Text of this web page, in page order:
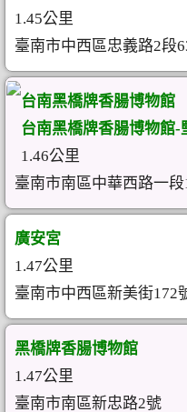
1.45公里
臺南市中西區忠義路2段
台南黑橋牌香腸博物館
台南黑橋牌香腸博物館
1.46公里
臺南市南區中華西路一
廣安宮
1.47公里
臺南市中西區新美街172
黑橋牌香腸博物館
1.47公里
臺南市南區新忠路2號